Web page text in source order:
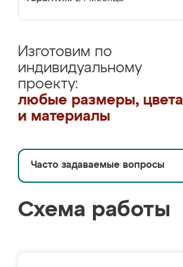
Изготовим по
индивидуальному
проекту:
любые размеры, цвета
и материалы
Часто задаваемые вопросы
Схема работы